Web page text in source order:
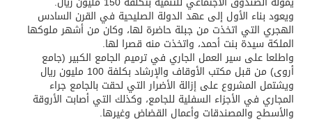
ويعود بناء الأول إلى عهد الدولة الصليحية في القرن السادس
الهجري التي اتخذت من جبلة حاضرة لها، وكان من أشهر ملوكها
الملكة سيدة بنت أحمد، واتخذت منه قصرا لها.
واطلعا على سير العمل الجاري في ترميم الجامع الكبير (جامع
أروى) من قبل مكتب الأوقاف والإرشاد بكلفة 100 مليون ريال
ويشتمل المشروع على إزالة الأضرار التي لحقت بالجامع جراء
المجاري في الأجزاء السفلية للجامع، وكذلك التي أصابت الأروقة
والأسطح والمصندقات وأعمال القضاض وغيرها.